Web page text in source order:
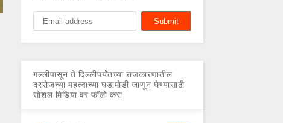
गल्लीपासून ते दिल्लीपर्यंतच्या राजकारणातील
दररोजच्या महत्वाच्या घडामोडी जाणून घेण्यासाठी
सोशल मिडिया वर फॉलो करा